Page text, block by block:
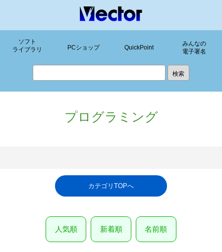
ソフト
ライブラリ
PCショップ QuickPoint
みんなの
電子署名
プログラミング
カテゴリTOPへ
人気順 新着順 名前順